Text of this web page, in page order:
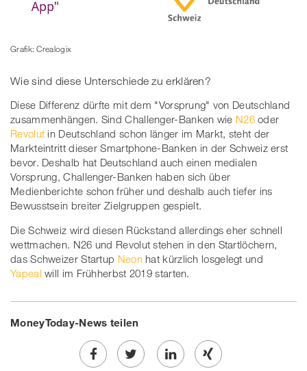
Grafik: Crealogix
Wie sind diese Unterschiede zu erklären?
Diese Differenz dürfte mit dem "Vorsprung" von Deutschland
zusammenhängen. Sind Challenger-Banken wie N26oder
Revolut in Deutschland schon länger im Markt, steht der
Markteintritt dieser Smartphone-Banken in der Schweiz erst
bevor. Deshalb hat Deutschland auch einen medialen
Vorsprung, Challenger-Banken haben sich über
Medienberichte schon früher und deshalb auch tiefer ins
Bewusstsein breiter Zielgruppen gespielt.
Die Schweiz wird diesen Rückstand allerdings eher schnell
wettmachen. N26 und Revolut stehen in den Startlöchern,
das Schweizer Startup Neonhat kürzlich losgelegt und
Yapeal will im Frühherbst 2019 starten.
MoneyToday-News teilen